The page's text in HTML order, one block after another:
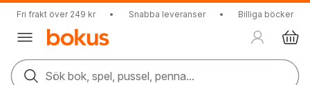
Fri frakt över 249 kr • Snabba leveranser • Billiga böcker
Sök bok, spel, pussel, penna...